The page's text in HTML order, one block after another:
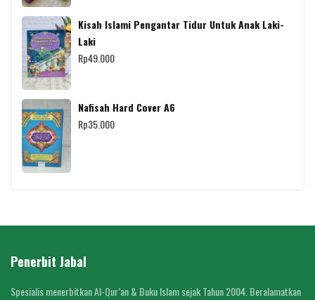
Kisah Islami Pengantar Tidur Untuk Anak Laki-
Laki
Rp49.000
Nafisah Hard Cover A6
Rp35.000
Penerbit Jabal
Spesialis menerbitkan Al-Qur’an & Buku Islam sejak Tahun 2004. Beralamatkan